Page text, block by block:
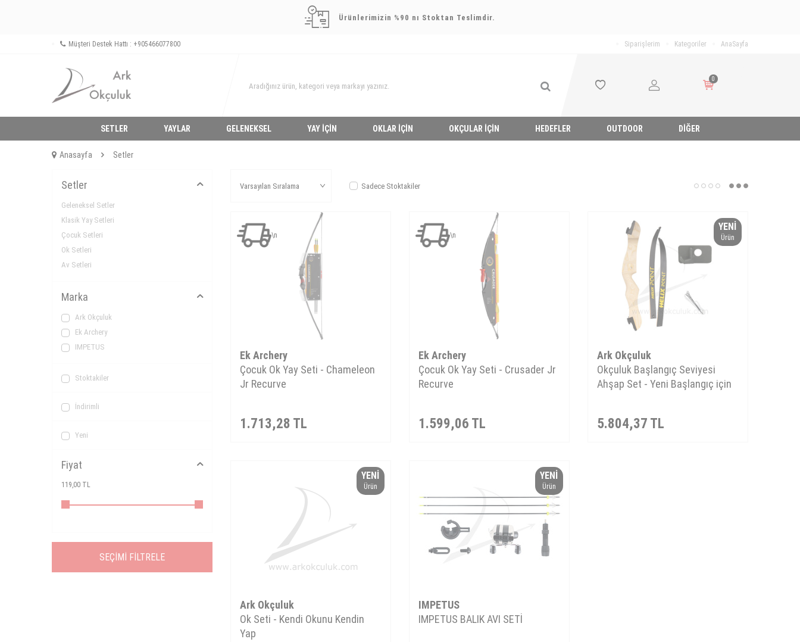
Ürünlerimizin %90 nı Stoktan Teslimdir.
Müşteri Destek Hattı : +905466077800 Siparişlerim Kategoriler AnaSayfa
0
SETLER YAYLAR GELENEKSEL YAY İÇIN OKLAR İÇIN OKÇULAR İÇIN HEDEFLER OUTDOOR DIĞER
Anasayfa Setler
Setler
Geleneksel Setler
Klasik Yay Setleri
Çocuk Setleri
Ok Setleri
Av Setleri
Marka
Ark Okçuluk
Ek Archery
IMPETUS
Stoktakiler
İndirimli
Yeni
Fiyat
119,00 TL
SEÇIMI FILTRELE
Sadece Stoktakiler
\n
Ek Archery
Çocuk Ok Yay Seti - Chameleon
Jr Recurve
1.713,28 TL
\n
Ek Archery
Çocuk Ok Yay Seti - Crusader Jr
Recurve
1.599,06 TL
YENI
Ürün
Ark Okçuluk
Okçuluk Başlangıç Seviyesi
Ahşap Set - Yeni Başlangıç için
5.804,37 TL
YENI
Ürün
Ark Okçuluk
Ok Seti - Kendi Okunu Kendin
Yap
YENI
Ürün
IMPETUS
IMPETUS BALIK AVI SETİ